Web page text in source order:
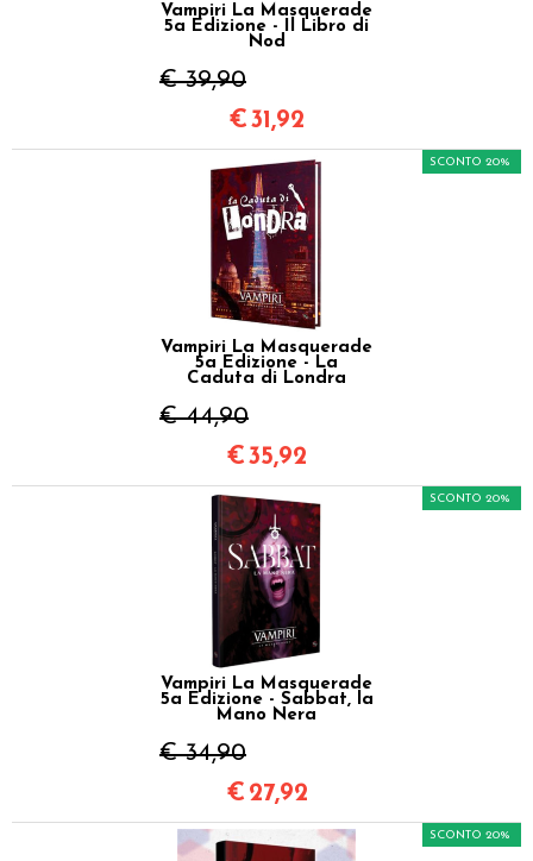
Vampiri La Masquerade
5a Edizione - Il Libro di
Nod
€ 39,90
€31,92
Vampiri La Masquerade
5a Edizione - La
Caduta di Londra
€ 44,90
SCONTO 20%
€35,92
Vampiri La Masquerade
5a Edizione - Sabbat, la
Mano Nera
€ 34,90
SCONTO 20%
€ 27,92
SCONTO 20%